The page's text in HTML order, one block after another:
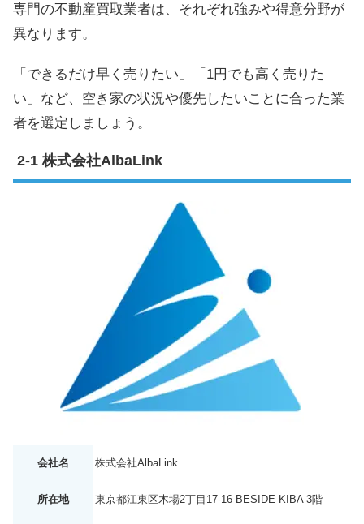
専門の不動産買取業者は、それぞれ強みや得意分野が
異なります。
「できるだけ早く売りたい」「1円でも高く売りた
い」など、空き家の状況や優先したいことに合った業
者を選定しましょう。
株式会社AlbaLink
会社名 株式会社AlbaLink
所在地 東京都江東区木場2丁目17-16 BESIDE KIBA 3階